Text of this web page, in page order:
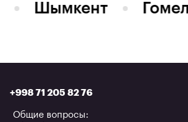
Шымкент
+998 71 205 82 76
Общие вопросы: